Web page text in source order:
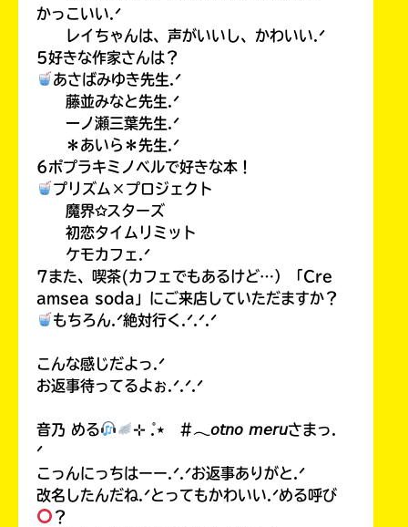
かっこいい.ᐟ
レイちゃんは、声がいいし、かわいい.ᐟ
5好きな作家さんは？
あさばみゆき先生.ᐟ
藤並みなと先生.ᐟ
一ノ瀬三葉先生.ᐟ
＊あいら＊先生.ᐟ
6ポプラキミノベルで好きな本！
プリズム×プロジェクト
魔界✩スターズ
初恋タイムリミット
ケモカフェ.ᐟ
7また、喫茶(カフェでもあるけど…）「Cre
amsea soda」にご来店していただますか？
もちろん.ᐟ絶対行く.ᐟ.ᐟ.ᐟ
こんな感じだよっ.ᐟ
お返事待ってるよぉ.ᐟ.ᐟ.ᐟ
音乃 める
⊹ ̊.⋆ #𓂃𝘰𝘵𝘯𝘰 𝘮𝘦𝘳𝘶さまっ.
ᐟ
こっんにっちはーー.ᐟ.ᐟお返事ありがと.ᐟ
改名したんだね.ᐟとってもかわいい.ᐟめる呼び
？